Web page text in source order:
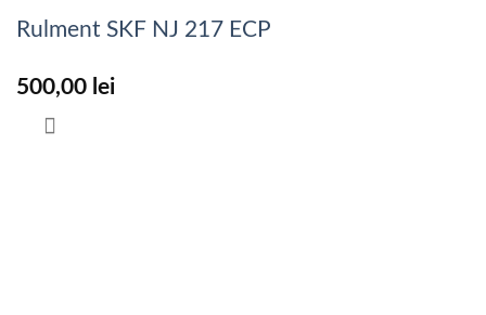
Rulment SKF NJ 217 ECP
500,00 lei